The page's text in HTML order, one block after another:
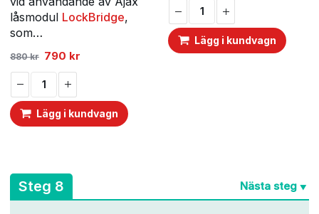
låsmodul LockBridge,
som…
880kr Det
priset
var:
880 kr.
790 krDet
Lägg i kundvagn
eller V2 lås (med
firmware 1.6 eller senare)
mot Internet och…
Lägg i kundvagn
Steg 8 Nästa steg ▼